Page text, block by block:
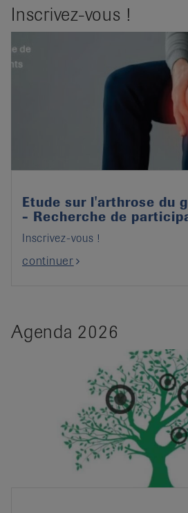
Inscrivez-vous !
Etude sur l'arthrose du
- Recherche de
Inscrivez-vous !
continuer
Agenda 2026